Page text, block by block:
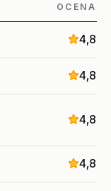
OCENA
4,8
4,8
4,8
4,8